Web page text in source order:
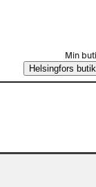
Min
Helsingfors butik